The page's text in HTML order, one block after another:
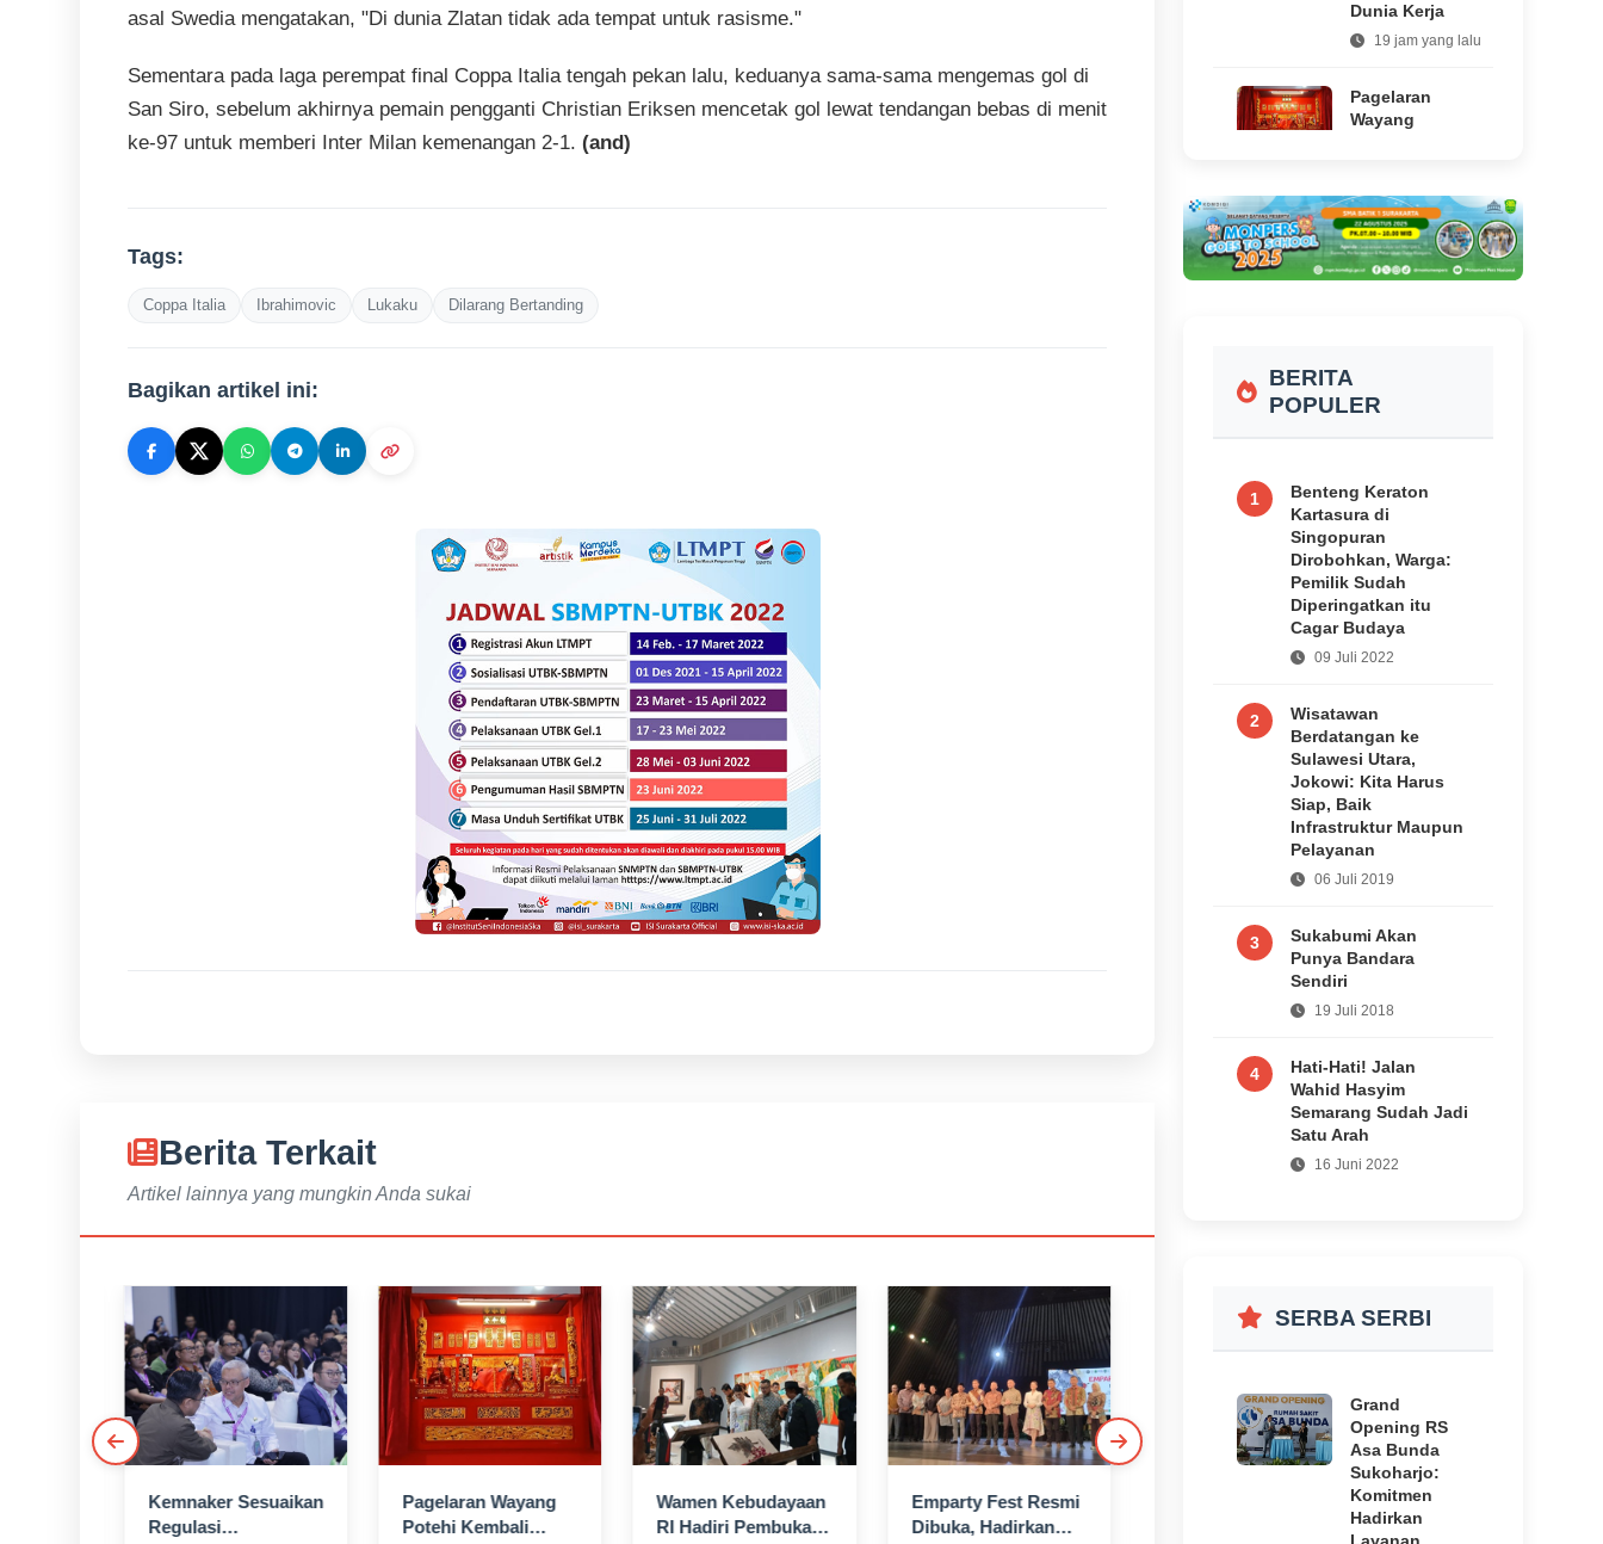
asal Swedia mengatakan, "Di dunia Zlatan tidak ada tempat untuk rasisme."
Sementara pada laga perempat final Coppa Italia tengah pekan lalu, keduanya sama-sama mengemas gol di
San Siro, sebelum akhirnya pemain pengganti Christian Eriksen mencetak gol lewat tendangan bebas di menit
ke-97 untuk memberi Inter Milan kemenangan 2-1.(and)
Tags:
Coppa Italia Ibrahimovic Lukaku Dilarang Bertanding
Bagikan artikel ini:
Berita Terkait
Artikel lainnya yang mungkin Anda sukai
Kemnaker Sesuaikan
Regulasi
Pagelaran Wayang
Potehi Kembali
Wamen Kebudayaan
RI Hadiri Pembukaan
Emparty Fest Resmi
Dibuka, Hadirkan
UNSA Bershalawat
Hadirkan Habib
Dunia Kerja
19 jam yang lalu
Pagelaran
Wayang
Tien Kok Sie
Solo,
Suguhkan
Kisah Klasik
BERITA
POPULER
1
Benteng Keraton
Kartasura di
Singopuran
Dirobohkan, Warga:
Pemilik Sudah
Diperingatkan itu
Cagar Budaya
09 Juli 2022
2
Wisatawan
Berdatangan ke
Sulawesi Utara,
Jokowi: Kita Harus
Siap, Baik
Infrastruktur Maupun
Pelayanan
06 Juli 2019
3
Sukabumi Akan
Punya Bandara
Sendiri
19 Juli 2018
4
Hati-Hati! Jalan
Wahid Hasyim
Semarang Sudah Jadi
Satu Arah
16 Juni 2022
SERBA SERBI
Grand
Opening RS
Asa Bunda
Sukoharjo:
Komitmen
Hadirkan